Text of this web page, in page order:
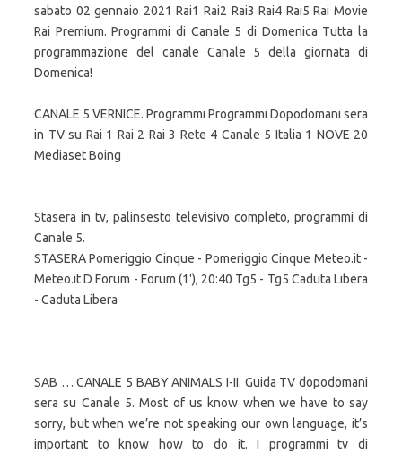
sabato 02 gennaio 2021 Rai1 Rai2 Rai3 Rai4 Rai5 Rai Movie
Rai Premium. Programmi di Canale 5 di Domenica Tutta la
programmazione del canale Canale 5 della giornata di
Domenica!
CANALE 5 VERNICE. Programmi Programmi Dopodomani sera
in TV su Rai 1 Rai 2 Rai 3 Rete 4 Canale 5 Italia 1 NOVE 20
Mediaset Boing
Stasera in tv, palinsesto televisivo completo, programmi di
Canale 5.
STASERA Pomeriggio Cinque - Pomeriggio Cinque Meteo.it -
Meteo.it D Forum - Forum (1'), 20:40 Tg5 - Tg5 Caduta Libera
- Caduta Libera
SAB … CANALE 5 BABY ANIMALS I-II. Guida TV dopodomani
sera su Canale 5. Most of us know when we have to say
sorry, but when we’re not speaking our own language, it’s
important to know how to do it. I programmi tv di